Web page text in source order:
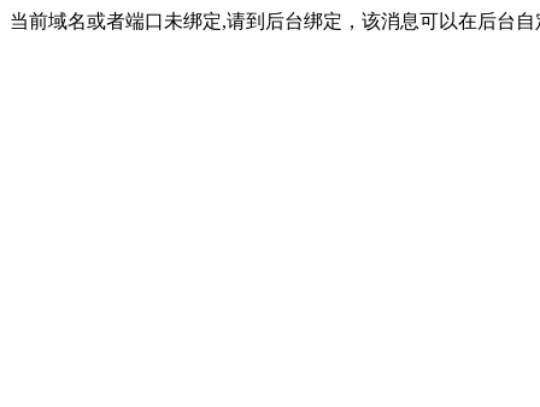
当前域名或者端口未绑定,请到后台绑定，该消息可以在后台自